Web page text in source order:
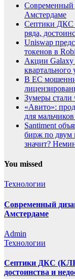
Современный
Амстердаме
Септики ДКС
ряда,
Uniswap
токенов в
Акции Galaxy
квартального
В ЕС
Зумеры стали
«Авито»:
для
Santiment
бирж по двум
значит?
You missed
Технологии
Современный
Амстердаме
Admin
Технологии
Септики ДКС
достоинства и